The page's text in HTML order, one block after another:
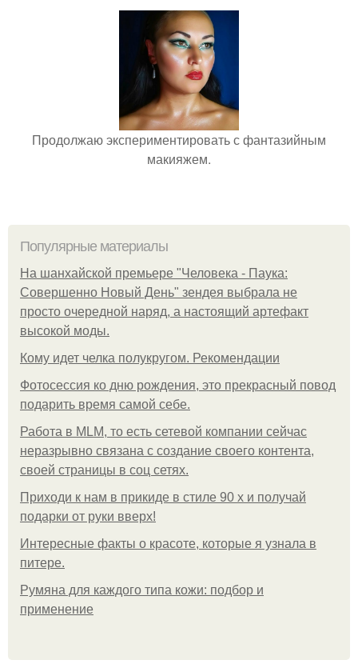
Продолжаю экспериментировать с фантазийным
макияжем.
Популярные материалы
На шанхайской премьере "Человека - Паука:
Совершенно Новый День" зендея выбрала не
просто очередной наряд, а настоящий артефакт
высокой моды.
Кому идет челка полукругом. Рекомендации
Фотосессия ко дню рождения, это прекрасный повод
подарить время самой себе.
Работа в MLM, то есть сетевой компании сейчас
неразрывно связана с создание своего контента,
своей страницы в соц сетях.
Приходи к нам в прикиде в стиле 90 х и получай
подарки от руки вверх!
Интересные факты о красоте, которые я узнала в
питере.
Румяна для каждого типа кожи: подбор и
применение